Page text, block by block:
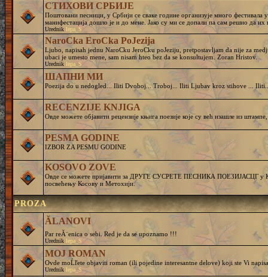
СТИХОВИ СРБИЈЕ
Поштовани песници, у Србији се сваке године организује много фестивала
манифестација дошло је и до мене. Јако су ми се допали па сам решио да
Urednik lepa_S
NaroCka EroCka PoJezija
Ljubo, napisah jednu NaroCku JeroCku poJeziju, pretpostavljam da nije za
ubaci je umesto mene, sam nisam hteo bez da se konsultujem. Zoran Hristov.
Urednik lepa_S
ШАПНИ МИ
Poezija do u nedogled... Iliti Dvoboj... Troboj... Iliti Ljubav kroz stihove ...
RECENZIJE KNJIGA
Овде можете објавити рецензије књига поезије које су већ изашле из
PESMA GODINE
IZBOR ZA PESMU GODINE
KOSOVO ZOVE
Овде се можете пријавити за ДРУГЕ СУСРЕТЕ ПЕСНИКА ПОЕЗИЈАСЦГ у
посвећењу Косову и Метохији.
PROZA
ĂLANOVI
Par reĂ¨enica o sebi. Red je da se upoznamo !!!
Urednik lepa_S
MOJ ROMAN
Ovde moĹľete objaviti roman (ili pojedine interesantne delove) koji ste Vi
Urednik lepa_S